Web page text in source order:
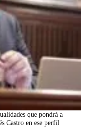
que pondrá a
Castro en ese perfil